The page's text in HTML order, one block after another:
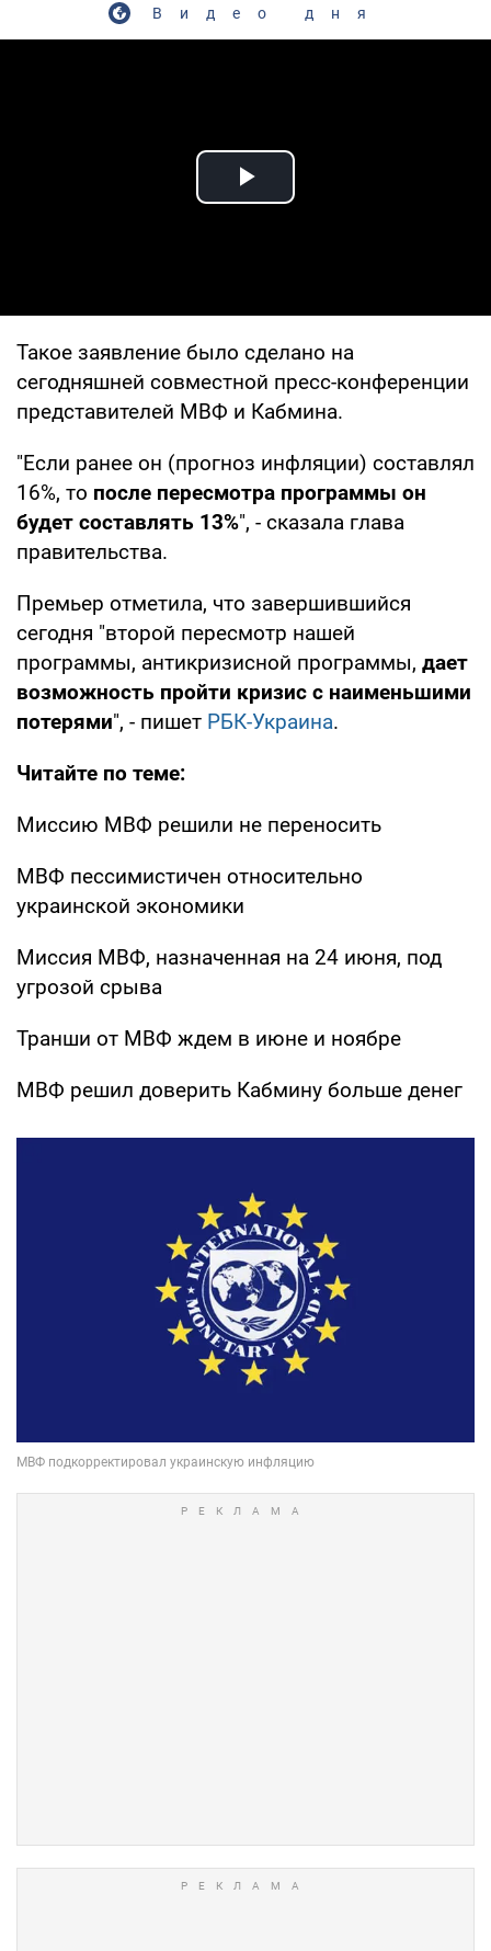
Видео дня
Play Video
Такое заявление было сделано на
сегодняшней совместной пресс-конференции
представителей МВФ и Кабмина.
"Если ранее он (прогноз инфляции) составлял
16%, то после пересмотра программы он
будет составлять 13%", - сказала глава
правительства.
Премьер отметила, что завершившийся
сегодня "второй пересмотр нашей
программы, антикризисной программы, дает
возможность пройти кризис с наименьшими
потерями", - пишет РБК-Украина.
Читайте по теме:
Миссию МВФ решили не переносить
МВФ пессимистичен относительно
украинской экономики
Миссия МВФ, назначенная на 24 июня, под
угрозой срыва
Транши от МВФ ждем в июне и ноябре
МВФ решил доверить Кабмину больше денег